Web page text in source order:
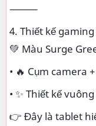
⸻
4. Thiết kế
💚 Màu Surge
• 🔥 Cụm camera
• ✨ Thiết kế
👉 Đây là tablet